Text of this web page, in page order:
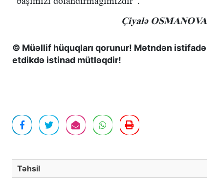
Çiyalə OSMANOVA
© Müəllif hüquqları qorunur! Mətndən istifadə
etdikdə istinad mütləqdir!
Təhsil